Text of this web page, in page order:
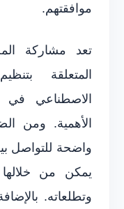
موافقتهم.
تعد مشاركة
المتعلقة
الاصطناعي في
الأهمية. ومن
واضحة للتواصل
يمكن من
وتطلعاته.